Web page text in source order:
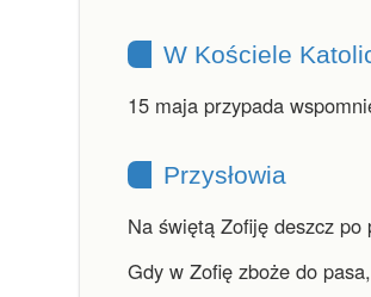
W Kościele
15 maja przypada
Przysłowia
Na świętą Zofiję deszcz po
Gdy w Zofię zboże do